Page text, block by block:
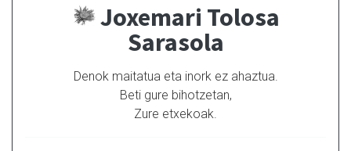
Joxemari Tolosa
Sarasola
Denok maitatua eta inork ez ahaztua.
Beti gure bihotzetan,
Zure etxekoak.